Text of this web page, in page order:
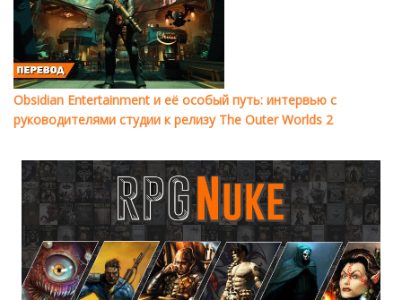
Obsidian Entertainment и её особый путь: интервью с
руководителями студии к релизу The Outer Worlds 2